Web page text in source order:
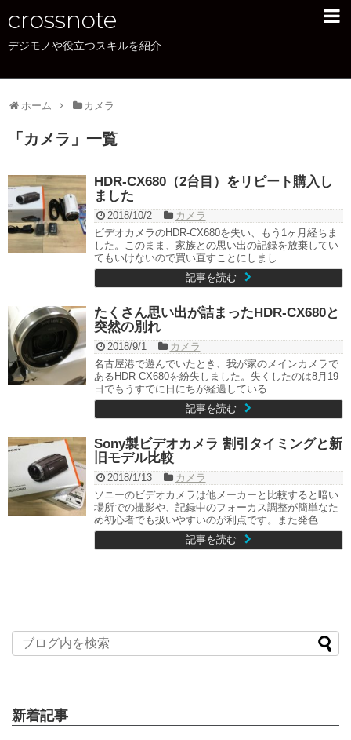
crossnote
デジモノや役立つスキルを紹介
ホーム カメラ
「 カメラ 」 一覧
HDR-CX680（2台目）をリピート購入し
ました
2018/10/2
カメラ
ビデオカメラのHDR-CX680を失い、もう1ヶ月経ちま
した。このまま、家族との思い出の記録を放棄してい
てもいけないので買い直すことにしまし...
記事を読む
たくさん思い出が詰まったHDR-CX680と
突然の別れ
2018/9/1
カメラ
名古屋港で遊んでいたとき、我が家のメインカメラで
あるHDR-CX680を紛失しました。失くしたのは8月19
日でもうすでに日にちが経過している...
記事を読む
Sony製ビデオカメラ 割引タイミングと新
旧モデル比較
2018/1/13
カメラ
ソニーのビデオカメラは他メーカーと比較すると暗い
場所での撮影や、記録中のフォーカス調整が簡単なた
め初心者でも扱いやすいのが利点です。また発色...
記事を読む
新着記事
PC
ENVY x360 13
XPS15
カメラ
統計